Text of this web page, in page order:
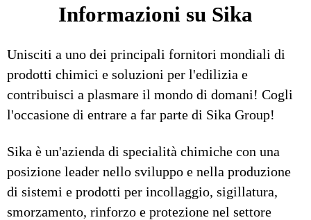
Informazioni su Sika
Unisciti a uno dei principali fornitori mondiali di
prodotti chimici e soluzioni per l'edilizia e
contribuisci a plasmare il mondo di domani! Cogli
l'occasione di entrare a far parte di Sika Group!
Sika è un'azienda di specialità chimiche con una
posizione leader nello sviluppo e nella produzione
di sistemi e prodotti per incollaggio, sigillatura,
smorzamento, rinforzo e protezione nel settore